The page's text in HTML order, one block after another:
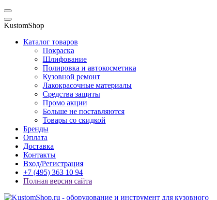
KustomShop
Каталог товаров
Покраска
Шлифование
Полировка и автокосметика
Кузовной ремонт
Лакокрасочные материалы
Средства защиты
Промо акции
Больше не поставляются
Товары со скидкой
Бренды
Оплата
Доставка
Контакты
Вход/Регистрация
+7 (495) 363 10 94
Полная версия сайта